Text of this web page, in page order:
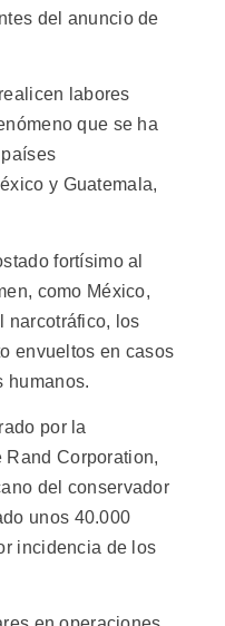
del anuncio de
labores
que se ha
y Guatemala,
fortísimo al
como México,
narcotráfico, los
envueltos en casos
humanos.
por la
Corporation,
del conservador
unos 40.000
incidencia de los